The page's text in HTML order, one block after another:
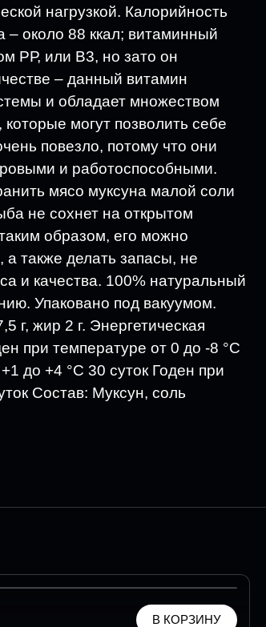
нагрузкой. Калорийность
– около 88 ккал; витаминный
РР, или В3, но зато он
– данный витамин
и обладает множеством
могут позволить себе
повезло, потому что они
и работоспособными.
мясо муксуна малой соли
не сохнет на открытом
образом, его можно
а также делать запасы, не
и качества. 100% натуральный
Упаковано под вакуумом.
г, жир 2 г. Энергетическая
при температуре от 0 до -8 °С
до +4 °С 30 суток Годен при
Состав: Муксун, соль
В КОРЗИНУ